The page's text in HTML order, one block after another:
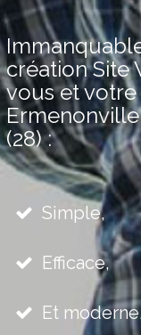
création Site
vous et
(28) :
Simple,
Efficace,
Et moderne.